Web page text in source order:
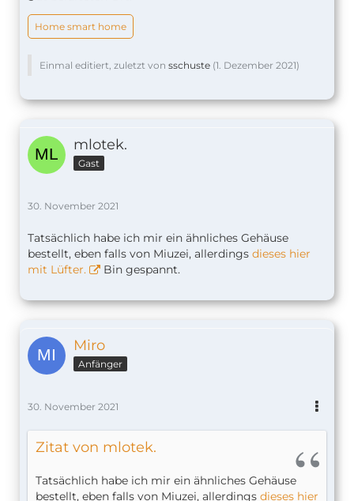
Home smart home
Einmal editiert, zuletzt von sschuste (1. Dezember 2021)
mlotek.
Gast
30. November 2021
Tatsächlich habe ich mir ein ähnliches Gehäuse
bestellt, eben falls von Miuzei, allerdings dieses hier
mit Lüfter.
Bin gespannt.
Miro
Anfänger
30. November 2021
Zitat von mlotek.
Tatsächlich habe ich mir ein ähnliches Gehäuse
bestellt, eben falls von Miuzei, allerdings dieses hier